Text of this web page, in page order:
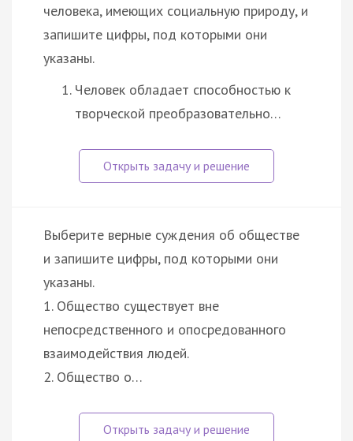
человека, имеющих социальную природу, и
запишите цифры, под которыми они
указаны.
Человек обладает способностью к
творческой преобразовательно…
Выберите верные суждения об обществе
и запишите цифры, под которыми они
указаны.
1. Общество существует вне
непосредственного и опосредованного
взаимодействия людей.
2. Общество о…